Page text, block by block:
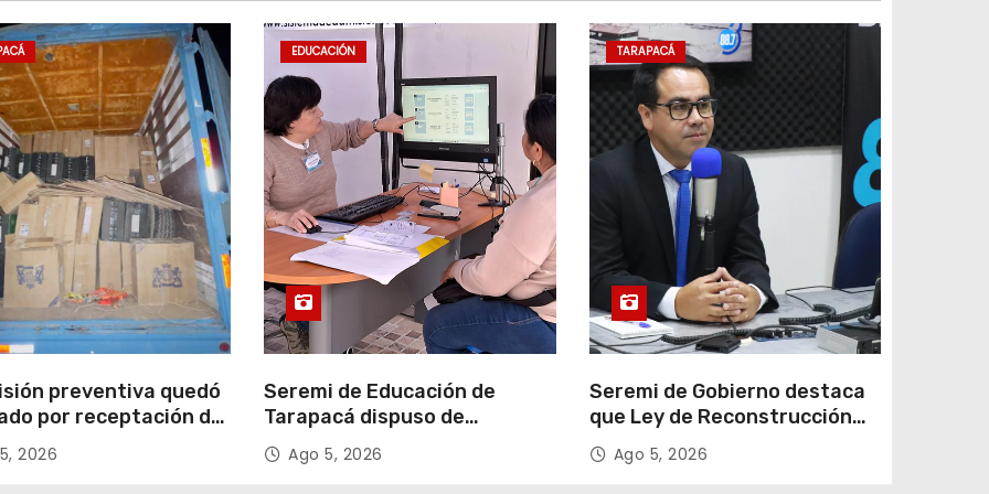
preventiva quedó
por receptación de
avaluados en
millones*
2026
EDUCACIÓN
Seremi de Educación de
Tarapacá dispuso de
facilitadores para apoyar
proceso de Admisión Escolar
Ago 5, 2026
TARAPACÁ
Seremi de Gobierno destaca
que Ley de Reconstrucción
Nacional impulsará la
inversión y el empleo en
Ago 5, 2026